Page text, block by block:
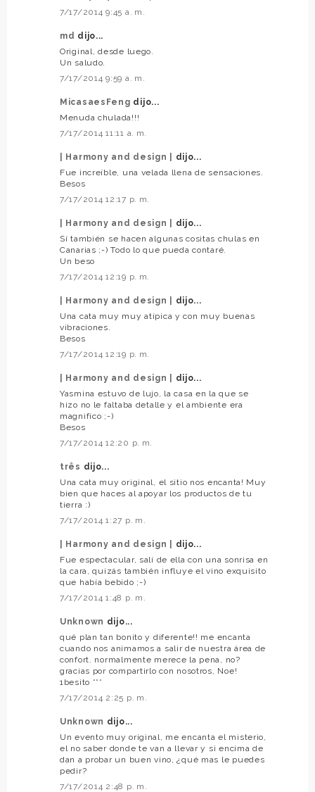
7/17/2014 9:45 a. m.
md dijo...
Original, desde luego.
Un saludo.
7/17/2014 9:59 a. m.
MicasaesFeng dijo...
Menuda chulada!!!
7/17/2014 11:11 a. m.
| Harmony and design |
dijo...
Fue increíble, una velada llena de sensaciones.
Besos
7/17/2014 12:17 p. m.
| Harmony and design |
dijo...
Sí también se hacen algunas cositas chulas en
Canarias ;-) Todo lo que pueda contaré.
Un beso
7/17/2014 12:19 p. m.
| Harmony and design |
dijo...
Una cata muy muy atípica y con muy buenas
vibraciones.
Besos
7/17/2014 12:19 p. m.
| Harmony and design |
dijo...
Yasmina estuvo de lujo, la casa en la que se
hizo no le faltaba detalle y el ambiente era
magnifico ;-)
Besos
7/17/2014 12:20 p. m.
três dijo...
Una cata muy original, el sitio nos encanta! Muy
bien que haces al apoyar los productos de tu
tierra :)
7/17/2014 1:27 p. m.
| Harmony and design |
dijo...
Fue espectacular, salí de ella con una sonrisa en
la cara, quizás también influye el vino exquisito
que había bebido ;-)
7/17/2014 1:48 p. m.
Unknown dijo...
qué plan tan bonito y diferente!! me encanta
cuando nos animamos a salir de nuestra área de
confort. normalmente merece la pena, no?
gracias por compartirlo con nosotros, Noe!
1besito ***
7/17/2014 2:25 p. m.
Unknown dijo...
Un evento muy original, me encanta el misterio,
el no saber donde te van a llevar y si encima de
dan a probar un buen vino, ¿qué mas le puedes
pedir?
7/17/2014 2:48 p. m.